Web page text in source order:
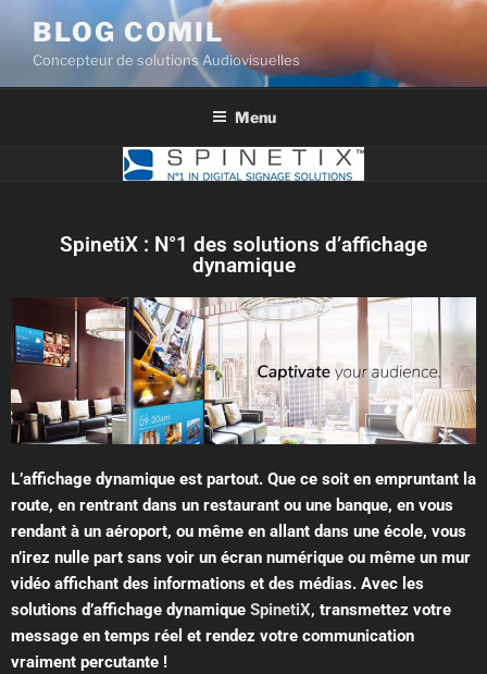
BLOG COMIL
Concepteur de solutions Audiovisuelles
Menu
SpinetiX : N°1 des solutions d’affichage
dynamique
L’affichage dynamique est partout. Que ce soit en empruntant la
route, en rentrant dans un restaurant ou une banque, en vous
rendant à un aéroport, ou même en allant dans une école, vous
n’irez nulle part sans voir un écran numérique ou même un mur
vidéo affichant des informations et des médias. Avec les
solutions d’affichage dynamique SpinetiX, transmettez votre
message en temps réel et rendez votre communication
vraiment percutante !